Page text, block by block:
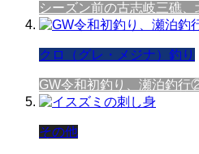
シーズン前の古志岐三礁
クロ（グレ・メジナ）釣り
GW令和初釣り、瀬泊釣行
その他